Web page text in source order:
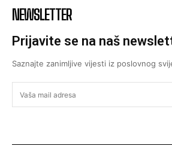
NEWSLETTER
Prijavite se na naš
Saznajte zanimljive vijesti iz poslovnog